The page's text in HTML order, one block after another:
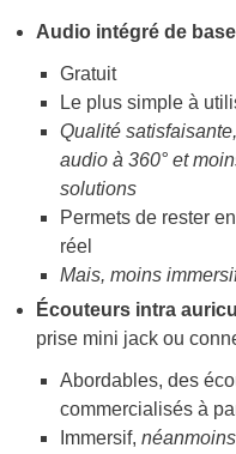
Audio intégré de base
Gratuit
Le plus simple à
Qualité
audio à 360° et
solutions
Permets de rester
réel
Mais, moins
Écouteurs intra
prise mini jack ou
Abordables, des
commercialisés à
Immersif,